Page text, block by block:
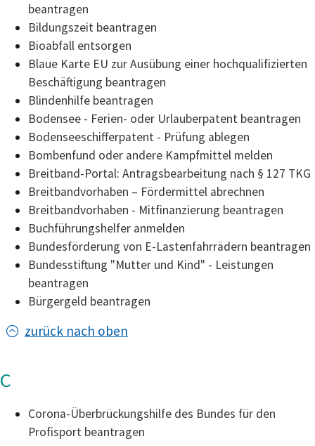
beantragen
Bildungszeit beantragen
Bioabfall entsorgen
Blaue Karte EU zur Ausübung einer hochqualifizierten
Beschäftigung beantragen
Blindenhilfe beantragen
Bodensee - Ferien- oder Urlauberpatent beantragen
Bodenseeschifferpatent - Prüfung ablegen
Bombenfund oder andere Kampfmittel melden
Breitband-Portal: Antragsbearbeitung nach § 127 TKG
Breitbandvorhaben – Fördermittel abrechnen
Breitbandvorhaben - Mitfinanzierung beantragen
Buchführungshelfer anmelden
Bundesförderung von E-Lastenfahrrädern beantragen
Bundesstiftung "Mutter und Kind" - Leistungen
beantragen
Bürgergeld beantragen
zurück nach oben
C
Corona-Überbrückungshilfe des Bundes für den
Profisport beantragen